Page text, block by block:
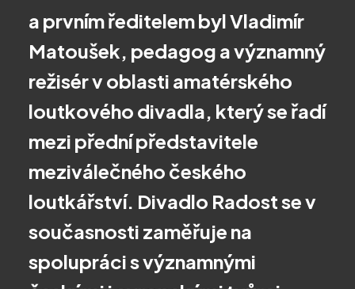
a prvním ředitelem byl Vladimír
Matoušek, pedagog a významný
režisér v oblasti amatérského
loutkového divadla, který se řadí
mezi přední představitele
meziválečného českého
loutkářství. Divadlo Radost se v
současnosti zaměřuje na
spolupráci s významnými